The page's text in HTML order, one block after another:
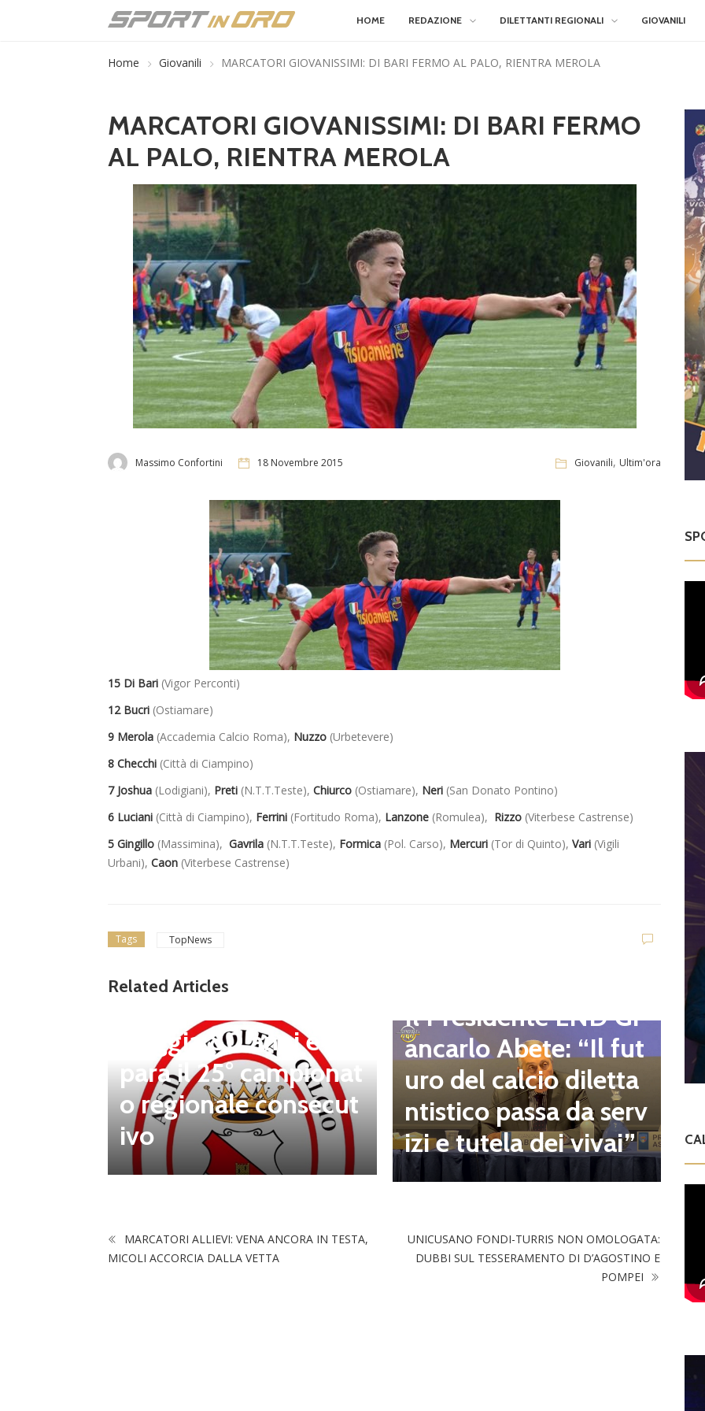
HOME REDAZIONE DILETTANTI REGIONALI GIOVANILI
Home Giovanili MARCATORI GIOVANISSIMI: DI BARI FERMO AL PALO, RIENTRA MEROLA
MARCATORI GIOVANISSIMI: DI BARI FERMO
AL PALO, RIENTRA MEROLA
Massimo Confortini 18 Novembre 2015 Giovanili, Ultim'ora
15 Di Bari (Vigor Perconti)
12 Bucri (Ostiamare)
9 Merola (Accademia Calcio Roma), Nuzzo (Urbetevere)
8 Checchi (Città di Ciampino)
7 Joshua (Lodigiani), Preti (N.T.T.Teste), Chiurco (Ostiamare), Neri (San Donato Pontino)
6 Luciani (Città di Ciampino), Ferrini (Fortitudo Roma), Lanzone (Romulea), Rizzo (Viterbese Castrense)
5 Gingillo (Massimina), Gavrila (N.T.T.Teste), Formica (Pol. Carso), Mercuri (Tor di Quinto), Vari (Vigili
Urbani), Caon (Viterbese Castrense)
Tags TopNews
Related Articles
news in primo piano
Tolfa, una stagione d
steggia 80 anni e pre
para il 25° campionat
o regionale consecut
ivo
Il Presidente LND Gi
ancarlo Abete: “Il fut
uro del calcio diletta
ntistico passa da serv
izi e tutela dei vivai”
MARCATORI ALLIEVI: VENA ANCORA IN TESTA,
MICOLI ACCORCIA DALLA VETTA
UNICUSANO FONDI-TURRIS NON OMOLOGATA:
DUBBI SUL TESSERAMENTO DI D’AGOSTINO E
POMPEI